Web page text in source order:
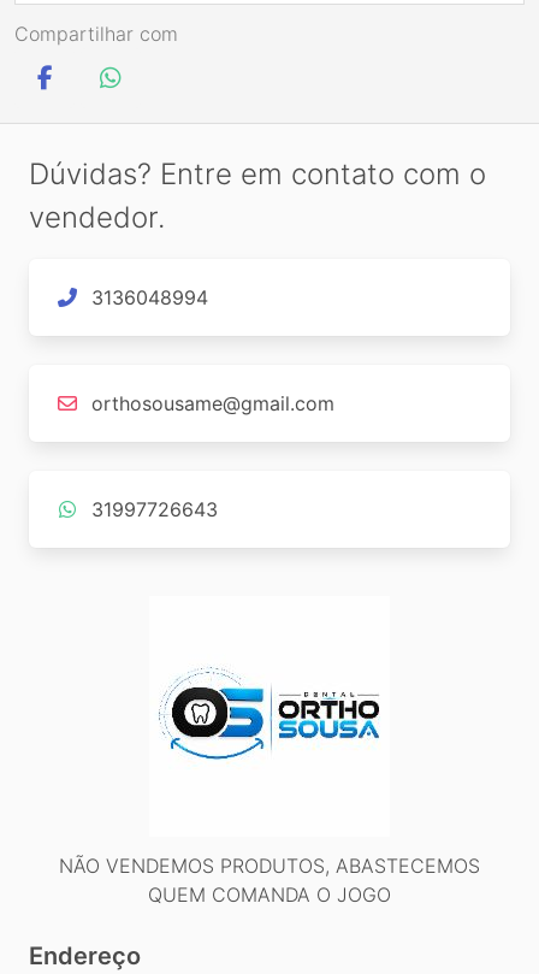
Compartilhar com
Dúvidas? Entre em contato com o
vendedor.
3136048994
orthosousame@gmail.com
31997726643
NÃO VENDEMOS PRODUTOS, ABASTECEMOS
QUEM COMANDA O JOGO
Endereço